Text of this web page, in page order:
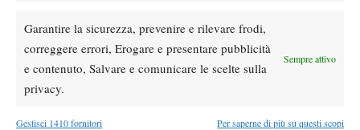
Garantire la sicurezza, prevenire e rilevare frodi,
correggere errori, Erogare e presentare pubblicità
e contenuto, Salvare e comunicare le scelte sulla
privacy.
Sempre attivo
Gestisci 1410 fornitori Per saperne di più su questi scopi
(Buccinasco)
4 giugno – Club Tennis Ceriano Laghetto vs Tennis Club Crema
11 giugno – Tennis Club Crema vs Tennis Club Guidizzolo
18 giugno – Circolo Tennis Parabiago vs Tennis Club Crema